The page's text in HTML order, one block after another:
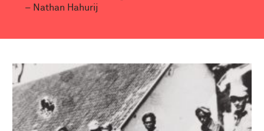
– Nathan Hahurij